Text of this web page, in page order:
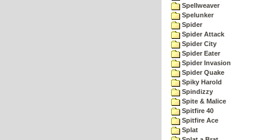
Spellweaver
Spelunker
Spider
Spider Attack
Spider City
Spider Eater
Spider Invasion
Spider Quake
Spiky Harold
Spindizzy
Spite & Malice
Spitfire 40
Spitfire Ace
Splat